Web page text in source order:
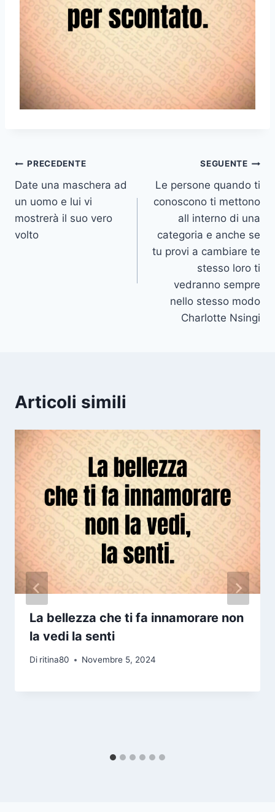
Navigazione
articoli
PRECEDENTE
Date una maschera ad
un uomo e lui vi
mostrerà il suo vero
volto
SEGUENTE
Le persone quando ti
conoscono ti mettono
all interno di una
categoria e anche se
tu provi a cambiare te
stesso loro ti
vedranno sempre
nello stesso modo
Charlotte Nsingi
Articoli simili
La bellezza che ti fa innamorare non
la vedi la senti
Di ritina80 Novembre 5, 2024